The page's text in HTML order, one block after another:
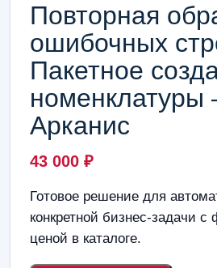
Повторная
ошибочных
Пакетное
Арканис
43 000 ₽
Готовое решение для
конкретной бизнес-задачи с
ценой в каталоге.